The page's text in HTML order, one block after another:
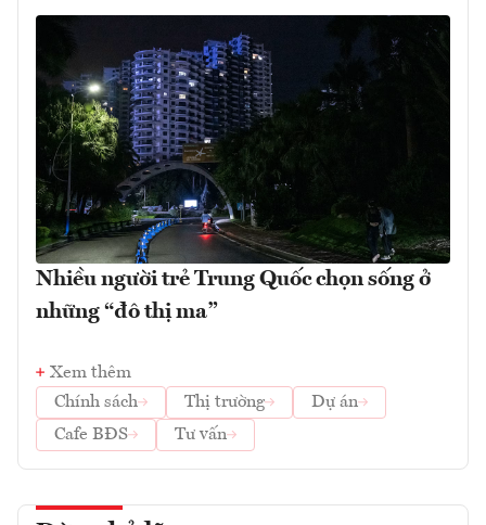
Nhiều người trẻ Trung Quốc chọn sống ở
những “đô thị ma”
Xem thêm
Chính sách
Thị trường
Dự án
Cafe BĐS
Tư vấn